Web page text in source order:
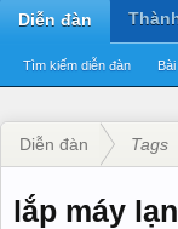
Diễn đàn
Tìm kiếm diễn đàn
Diễn đàn Tags
lắp máy